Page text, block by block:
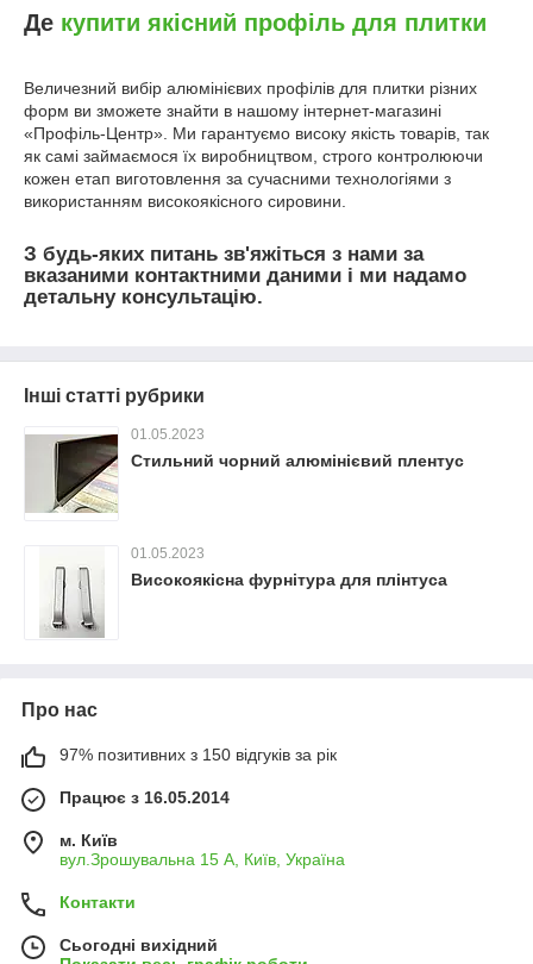
Де купити якісний профіль для плитки
Величезний вибір алюмінієвих профілів для плитки різних
форм ви зможете знайти в нашому інтернет-магазині
«Профіль-Центр». Ми гарантуємо високу якість товарів, так
як самі займаємося їх виробництвом, строго контролюючи
кожен етап виготовлення за сучасними технологіями з
використанням високоякісного сировини.
З будь-яких питань зв'яжіться з нами за
вказаними контактними даними і ми надамо
детальну консультацію.
Інші статті рубрики
01.05.2023
Стильний чорний алюмінієвий плентус
01.05.2023
Високоякісна фурнітура для плінтуса
Про нас
97% позитивних з 150 відгуків за рік
Працює з 16.05.2014
м. Київ
вул.Зрошувальна 15 А, Київ, Україна
Контакти
Сьогодні вихідний